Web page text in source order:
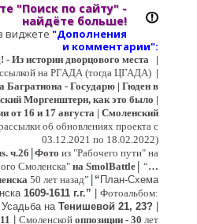
"Поиск по сайту" -
найдёте больше!
виджете "Дополнения
и комментарии":
- Из истории дворцового места
|
на РГАДА (тогда ЦГАДА) |
Багратиона - Государю | Гюден в
Моргенштерн, как это было |
от 16 и 17 августа | Смоленский
об обновлениях проекта с
03.12.2021 по 18.02.2022)
ч.26 |Фото из "Рабочего пути" на
Смоленска"на SmolBattle | “…
50 лет назад” | “ План-Схема
1609-1611 г.г.”
Фотоальбом:
| Усадьба на Тенишевой 21, 23?
Смоленской оппозиции - 30 лет